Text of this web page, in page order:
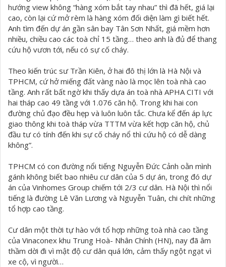
hướng view không “hàng xóm bắt tay nhau” thì đã hết, giá lại
cao, còn lại cứ mở rèm là hàng xóm đối diện làm gì biết hết.
Anh tìm đến dự án gần sân bay Tân Sơn Nhất, giá mềm hơn
nhiều, chiều cao các toà chỉ 15 tầng… theo anh là đủ để thang
cứu hộ vươn tới, nếu có sự cố cháy.
Theo kiến trúc sư Trần Kiên, ở hai đô thị lớn là Hà Nội và
TPHCM, cứ hở miếng đất vàng nào là mọc lên toà nhà cao
tầng. Anh rất bất ngờ khi thấy dựa án toà nhà APHA CITI với
hai tháp cao 49 tầng với 1.076 căn hộ. Trong khi hai con
đường chủ đạo đều hẹp và luôn luôn tắc. Chưa kể đến áp lực
giao thông khi toà tháp vừa TTTM vừa kết hợp căn hộ, chủ
đầu tư có tính đến khi sự cố cháy nổ thì cứu hộ có dễ dàng
không”.
TPHCM có con đường nổi tiếng Nguyễn Đức Cảnh oằn mình
gánh không biết bao nhiêu cư dân của 5 dự án, trong đó dự
án của Vinhomes Group chiếm tới 2/3 cư dân. Hà Nội thì nổi
tiếng là đường Lê Văn Lương và Nguyễn Tuân, chi chít những
tổ hợp cao tầng.
Cư dân một thời tự hào với tổ hợp những toà nhà cao tầng
của Vinaconex khu Trung Hoà- Nhân Chính (HN), nay đã âm
thầm dời đi vì mật độ cư dân quá lớn, cảm thấy ngột ngạt vì
xe cộ, vì người…